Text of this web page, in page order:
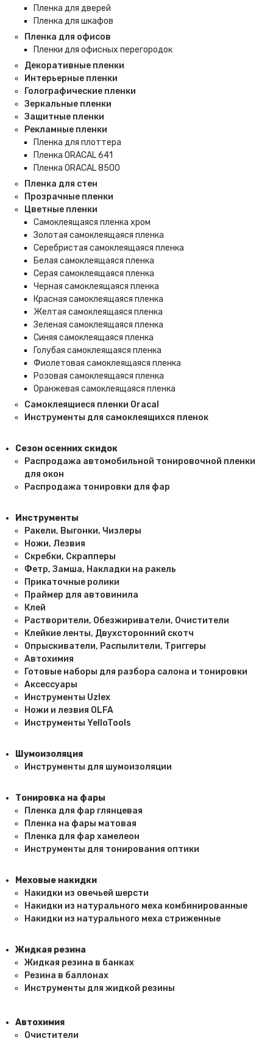
Пленка для дверей
Пленка для шкафов
Пленка для офисов
Пленки для офисных перегородок
Декоративные пленки
Интерьерные пленки
Голографические пленки
Зеркальные пленки
Защитные пленки
Рекламные пленки
Пленка для плоттера
Пленка ORACAL 641
Пленка ORACAL 8500
Пленка для стен
Прозрачные пленки
Цветные пленки
Самоклеящаяся пленка хром
Золотая самоклеящаяся пленка
Серебристая самоклеящаяся пленка
Белая самоклеящаяся пленка
Серая самоклеящаяся пленка
Черная самоклеящаяся пленка
Красная самоклеящаяся пленка
Желтая самоклеящаяся пленка
Зеленая самоклеящаяся пленка
Синяя самоклеящаяся пленка
Голубая самоклеящаяся пленка
Фиолетовая самоклеящаяся пленка
Розовая самоклеящаяся пленка
Оранжевая самоклеящаяся пленка
Самоклеящиеся пленки Oracal
Инструменты для самоклеящихся пленок
Сезон осенних скидок
Распродажа автомобильной тонировочной пленки
для окон
Распродажа тонировки для фар
Инструменты
Ракели, Выгонки, Чизлеры
Ножи, Лезвия
Скребки, Скрапперы
Фетр, Замша, Накладки на ракель
Прикаточные ролики
Праймер для автовинила
Клей
Растворители, Обезжириватели, Очистители
Клейкие ленты, Двухсторонний скотч
Опрыскиватели, Распылители, Триггеры
Автохимия
Готовые наборы для разбора салона и тонировки
Аксессуары
Инструменты Uzlex
Ножи и лезвия OLFA
Инструменты YelloTools
Шумоизоляция
Инструменты для шумоизоляции
Тонировка на фары
Пленка для фар глянцевая
Пленка на фары матовая
Пленка для фар хамелеон
Инструменты для тонирования оптики
Меховые накидки
Накидки из овечьей шерсти
Накидки из натурального меха комбинированные
Накидки из натурального меха стриженные
Жидкая резина
Жидкая резина в банках
Резина в баллонах
Инструменты для жидкой резины
Автохимия
Очистители